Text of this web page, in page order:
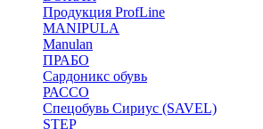
Продукция ProfLine
MANIPULA
Manulan
ПРАБО
Сардоникс обувь
РАССО
Спецобувь Сириус (SAVEL)
STEP